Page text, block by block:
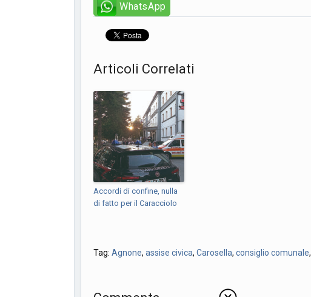
WhatsApp
Articoli Correlati
Accordi di confine, nulla
di fatto per il Caracciolo
Tag: Agnone, assise civica, Carosella, consiglio comunale,